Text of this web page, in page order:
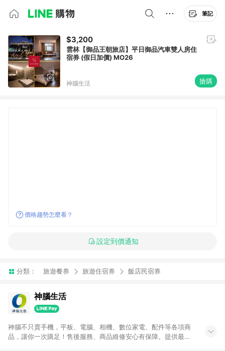
筆記
$3,200
雲林【御品王朝旅店】平日御品汽車雙人房住
宿券 (假日加價) MO26
神腦生活 搶購
價格趨勢怎麼看？
設定到價通知
分類： 旅遊餐券 旅遊住宿券 飯店民宿券
神腦生活
神腦不只賣手機，平板、電腦、相機、數位家電、配件等各項商
品，讓你一次購足！售後服務、商品維修安心有保障。提供最新